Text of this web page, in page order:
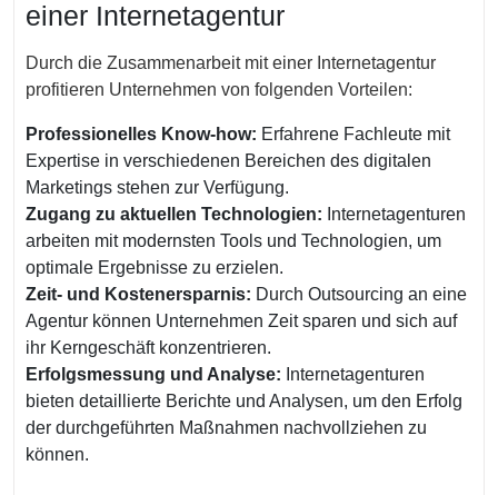
einer Internetagentur
Durch die Zusammenarbeit mit einer Internetagentur
profitieren Unternehmen von folgenden Vorteilen:
Professionelles Know-how: Erfahrene Fachleute mit
Expertise in verschiedenen Bereichen des digitalen
Marketings stehen zur Verfügung.
Zugang zu aktuellen Technologien: Internetagenturen
arbeiten mit modernsten Tools und Technologien, um
optimale Ergebnisse zu erzielen.
Zeit- und Kostenersparnis: Durch Outsourcing an eine
Agentur können Unternehmen Zeit sparen und sich auf
ihr Kerngeschäft konzentrieren.
Erfolgsmessung und Analyse: Internetagenturen
bieten detaillierte Berichte und Analysen, um den Erfolg
der durchgeführten Maßnahmen nachvollziehen zu
können.